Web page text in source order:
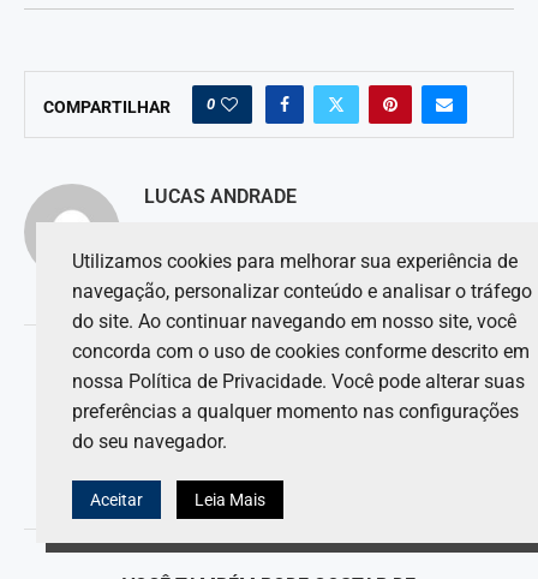
COMPARTILHAR 0
LUCAS ANDRADE
artigo anterior
Pérez realizará o primeiro arremesso cerimonial no próximo
jogo do Los Angeles Dodgers.
próximo artigo
Marko acredita que a Red Bull conquistará mais vitórias em
2025.
Utilizamos cookies para melhorar sua experiência de
navegação, personalizar conteúdo e analisar o tráfego
do site. Ao continuar navegando em nosso site, você
concorda com o uso de cookies conforme descrito em
nossa Política de Privacidade. Você pode alterar suas
preferências a qualquer momento nas configurações
do seu navegador.
Aceitar Leia Mais